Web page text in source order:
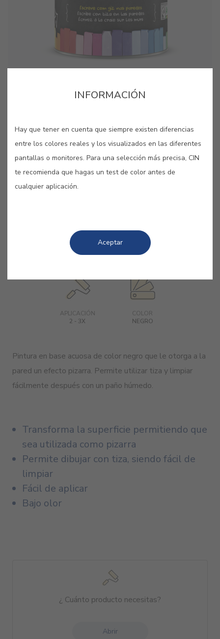
COMPARTIR
MATE PROFUNDO /
RENDIMIENTO
APLICACIÓN
2 - 3X
COLOR
NEGRO
Pintura en base acuosa de color negro que le otorga a la
pared un efecto pizarra. Permite utilizar tiza y limpiar
fácilmente después con un paño húmedo.
Transforma la superficie permitiendo que
sea utilizada como pizarra
Permite dibujar con tiza, siendo fácil de
limpiar
Fácil de aplicar
Bajo olor
¿ Cuánto producto necesitas?
Abrir
cor para aquela parede lá em casa?”. Estes pequenos
cartões, pintados com as nossas cores originais, são
bastante úteis quando se pretende “pintar antes de pintar”.
cor para aquela parede lá em casa?”. Estes pequenos
cartões, pintados com as nossas cores originais, são
bastante úteis quando se pretende “pintar antes de pintar”.
INFORMACIÓN
Hay que tener en cuenta que siempre existen diferencias
entre los colores reales y los visualizados en las diferentes
pantallas o monitores. Para una selección más precisa, CIN
te recomienda que hagas un test de color antes de
cualquier aplicación.
Aceptar